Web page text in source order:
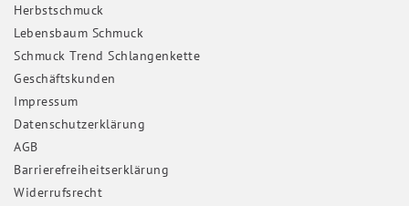
Herbstschmuck
Lebensbaum Schmuck
Schmuck Trend Schlangenkette
Geschäftskunden
Impressum
Daten­schutz­erklärung
AGB
Barrierefreiheitserklärung
Widerrufs­recht